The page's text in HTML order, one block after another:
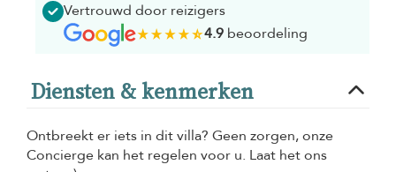
Vertrouwd door reizigers
4.9beoordeling
Diensten & kenmerken
Ontbreekt er iets in dit villa? Geen zorgen, onze
Concierge kan het regelen voor u. Laat het ons